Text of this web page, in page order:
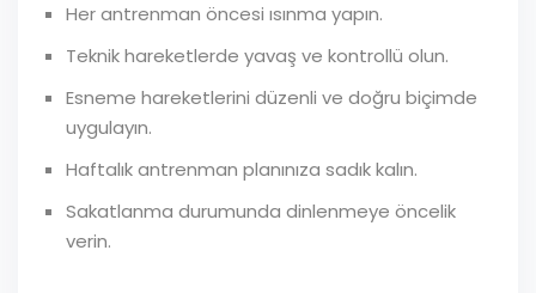
Her antrenman öncesi ısınma yapın.
Teknik hareketlerde yavaş ve kontrollü olun.
Esneme hareketlerini düzenli ve doğru biçimde
uygulayın.
Haftalık antrenman planınıza sadık kalın.
Sakatlanma durumunda dinlenmeye öncelik
verin.